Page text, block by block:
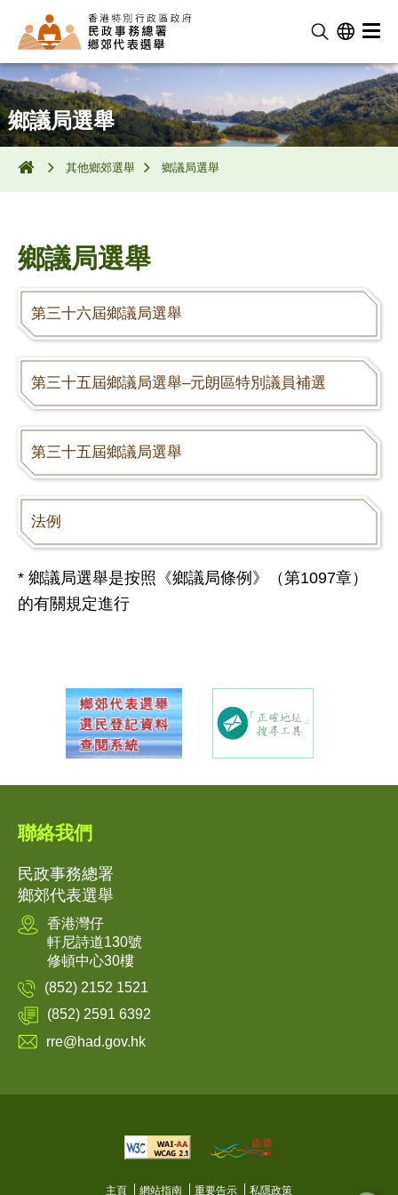
鄉議局選舉
其他鄉郊選舉 鄉議局選舉
鄉議局選舉
第三十六屆鄉議局選舉
第三十五屆鄉議局選舉–元朗區特別議員補選
第三十五屆鄉議局選舉
法例
* 鄉議局選舉是按照《鄉議局條例》（第1097章）
的有關規定進行
聯絡我們
民政事務總署
鄉郊代表選舉
香港灣仔
軒尼詩道130號
修頓中心30樓
(852) 2152 1521
(852) 2591 6392
rre@had.gov.hk
主頁 網站指南 重要告示 私隱政策